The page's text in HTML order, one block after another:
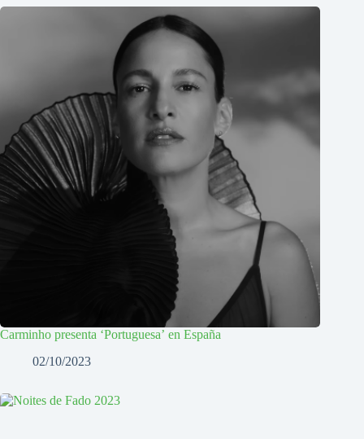
Carminho presenta ‘Portuguesa’ en España
02/10/2023